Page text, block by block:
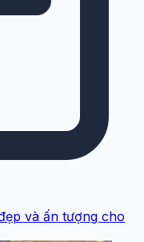
và ấn tượng cho